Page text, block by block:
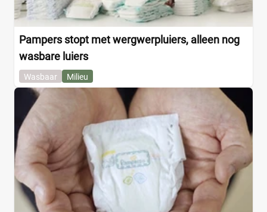
Pampers stopt met wergwerpluiers, alleen nog
wasbare luiers
Wasbaar Milieu